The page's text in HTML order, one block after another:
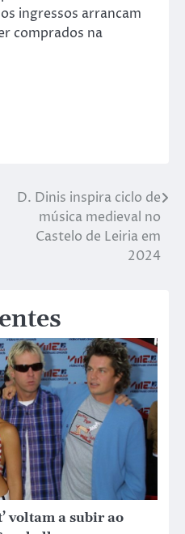
ingressos arrancam
comprados na
D. Dinis inspira ciclo de
música medieval no
Castelo de Leiria em
2024
voltam a subir ao